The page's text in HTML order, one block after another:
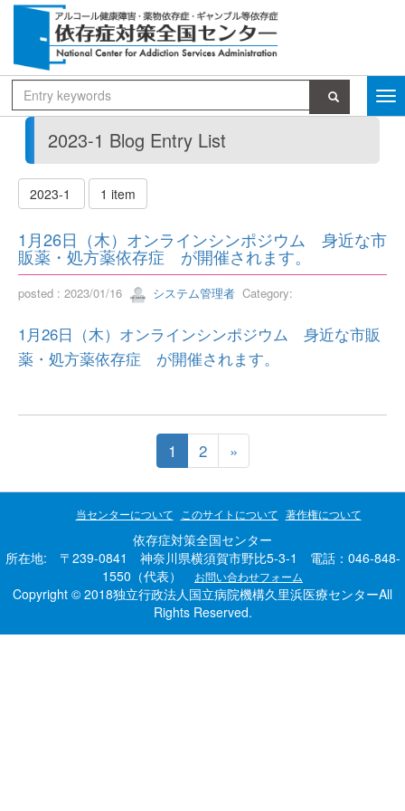
2023-1 Blog Entry List
2023-1 1 item
1月26日（木）オンラインシンポジウム 身近な市
販薬・処方薬依存症 が開催されます。
posted : 2023/01/16 システム管理者 Category:
1月26日（木）オンラインシンポジウム 身近な市販
薬・処方薬依存症 が開催されます。
1 2 »
当センターについて このサイトについて 著作権について
依存症対策全国センター
所在地: 〒239-0841 神奈川県横須賀市野比5-3-1 電話：046-848-
1550（代表）
お問い合わせフォーム
Copyright © 2018独立行政法人国立病院機構久里浜医療センターAll
Rights Reserved.